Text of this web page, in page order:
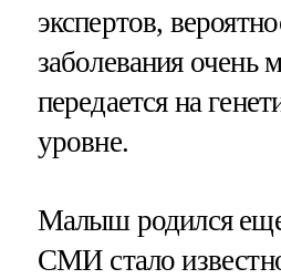
экспертов,
заболевания очень
передается на
уровне.
Малыш родился
СМИ стало